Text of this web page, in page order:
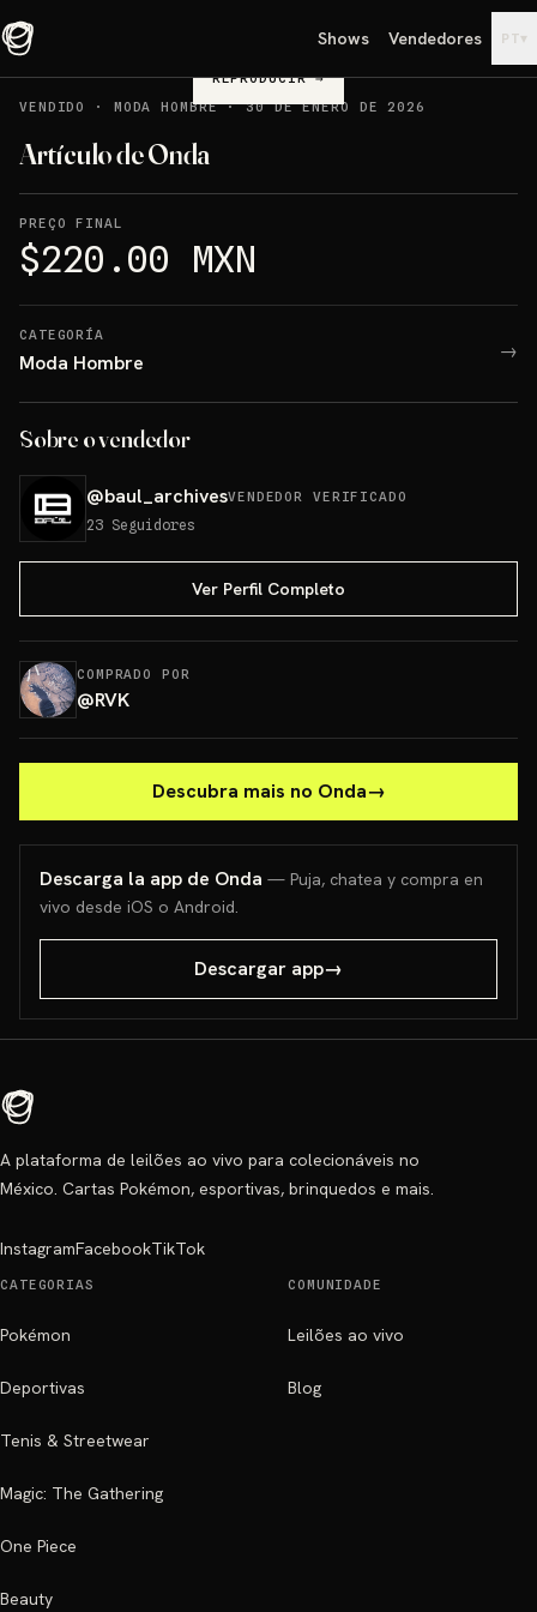
Shows Vendedores PT▾
REPRODUCIR→
VENDIDO
· MODA HOMBRE·30 DE ENERO DE 2026
Artículo de Onda
PREÇO FINAL
$220.00 MXN
CATEGORÍA
Moda Hombre →
Sobre o vendedor
@baul_archivesVENDEDOR VERIFICADO
23 Seguidores
Ver Perfil Completo
COMPRADO POR
@RVK
Descubra mais no Onda→
Descarga la app de Onda — Puja, chatea y compra en
vivo desde iOS o Android.
Descargar app→
A plataforma de leilões ao vivo para colecionáveis no
México. Cartas Pokémon, esportivas, brinquedos e mais.
InstagramFacebookTikTok
CATEGORIAS
Pokémon
Deportivas
Tenis & Streetwear
Magic: The Gathering
One Piece
Beauty
COMUNIDADE
Leilões ao vivo
Blog